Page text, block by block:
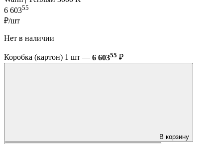
6 60355
₽/шт
Нет в наличии
Коробка (картон) 1 шт — 6 60355 ₽
В корзину